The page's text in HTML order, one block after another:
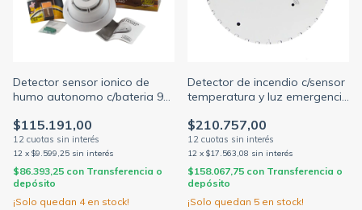
Detector sensor ionico de
humo autonomo c/bateria 9v
$115.191,00
12 x $9.599,25 sin interés
$86.393,25 con Transferencia o
depósito
¡Solo quedan 4en stock!
Detector de incendio c/sensor
temperatura y luz emergencia
$210.757,00
12 x $17.563,08 sin interés
$158.067,75 con Transferencia o
depósito
¡Solo quedan 5 en stock!